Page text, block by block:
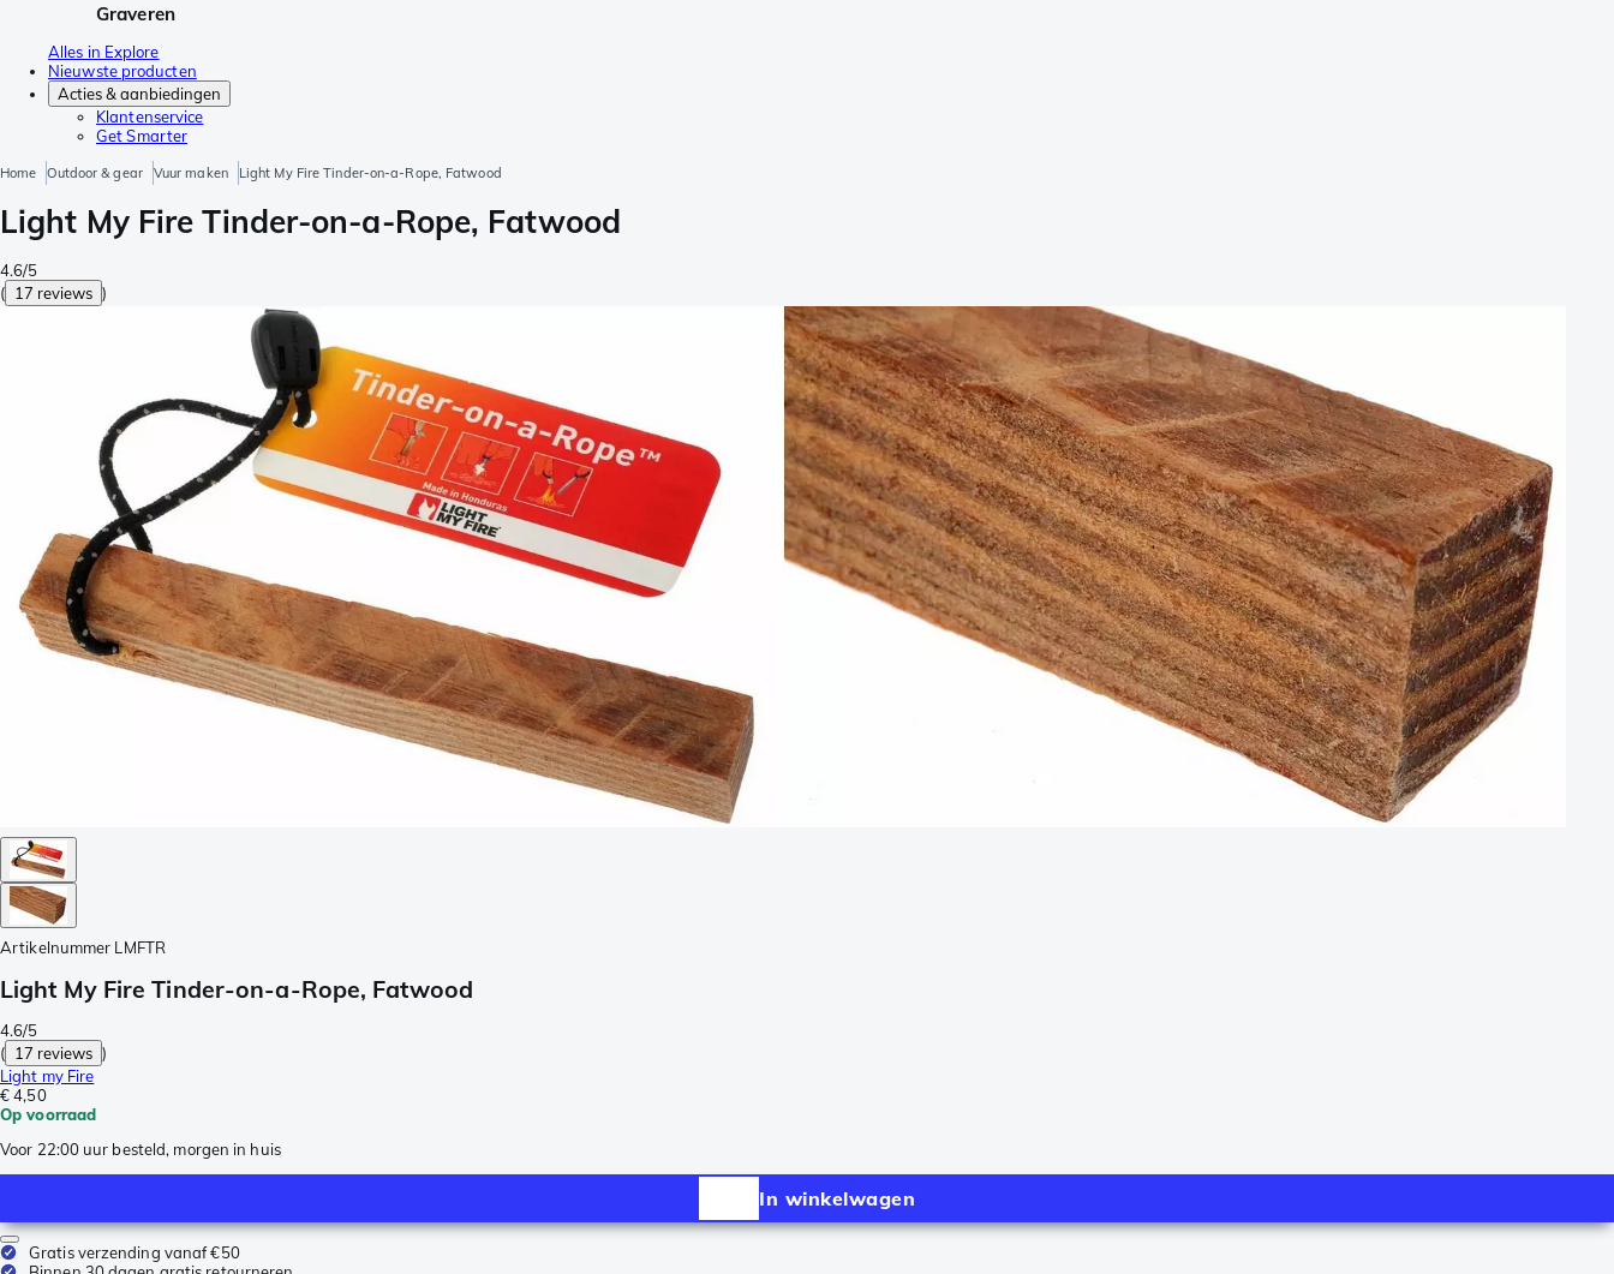
Graveren
Alles in Explore
Nieuwste producten
Acties & aanbiedingen
Klantenservice
Get Smarter
Home Outdoor & gear Vuur maken Light My Fire Tinder-on-a-Rope, Fatwood
Light My Fire Tinder-on-a-Rope, Fatwood
4.6/5
( 17 reviews )
Artikelnummer LMFTR
Light My Fire Tinder-on-a-Rope, Fatwood
4.6/5
( 17 reviews )
Light my Fire
€ 4,50
Op voorraad
Voor 22:00 uur besteld, morgen in huis
In winkelwagen
Gratis verzending vanaf €50